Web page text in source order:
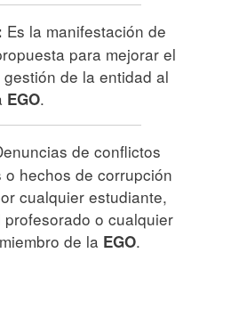
Es la manifestación de
para mejorar el
de la entidad al
EGO.
de conflictos
o hechos de corrupción
cualquier estudiante,
profesorado o cualquier
de la EGO.